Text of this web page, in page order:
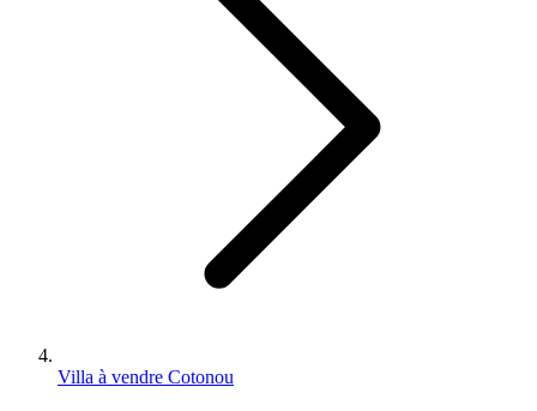
Villa à vendre Cotonou